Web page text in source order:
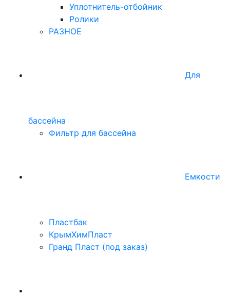
Уплотнитель-отбойник
Ролики
РАЗНОЕ
Для
бассейна
Фильтр для бассейна
Емкости
Пластбак
КрымХимПласт
Гранд Пласт (под заказ)